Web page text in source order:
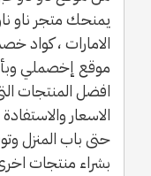
يمنحك متجر ناو
الامارات ، كواد
موقع إخصملي
افضل المنتجات
الاسعار
حتى باب المنزل
بشراء منتجات